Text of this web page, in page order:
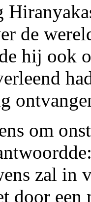
de
hij ook
om
zal in
door een